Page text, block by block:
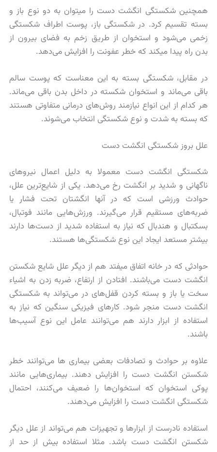
همچنین شکستگی انگشت دست را میتوان به دو نوع باز و
بسته تقسیم کرد. در شکستگی باز، پوست اطراف شکستگی
زخمی می‌شود و استخوان از طریق زخم به فضای بیرون از
بدن راه پیدا میکند که خطر عفونت را افزایش می‌دهد.
در مقابل، شکستگی بسته به این معناست که پوست سالم
باقی می‌ماند و استخوان شکسته در داخل بدن باقی می‌ماند.
هر کدام از این انواع نیازمند روش‌های درمانی متفاوتی هستند
که بسته به شدت و نوع شکستگی انتخاب می‌شوند.
علل بروز شکستگی انگشت دست
شکستگی انگشت دست معمولا به دلیل اعمال نیروهای
ناگهانی و شدید بر انگشت رخ می‌دهد. یکی از شایع‌ترین علل،
حوادث ورزشی است که در آنها انگشتان تحت فشار یا
ضربه‌های مستقیم قرار می‌گیرند. ورزش‌هایی مانند فوتبال،
بسکتبال و هندبال که نیاز به استفاده شدید از دست‌ها دارند
بیشتر مستعد ایجاد این نوع شکستگی‌ها هستند.
حوادثی که در خانه اتفاق میفتد هم از دیگر علل شایع شکستن
انگشت دست می‌باشند. افتادن از ارتفاع، ضربه زدن به اشیاء
سخت یا باز و بسته کردن قفل‌های در می‌تواند به شکستگی
انگشت دست منجر شود. کارهای فیزیکی سنگین که نیاز به
استفاده از ابزار دارند هم می‌توانند عامل این نوع آسیب‌ها
باشند.
علاوه بر حوادث و تصادفات بعضی بیماری ها می‌توانند خطر
شکستن انگشت دست را افزایش دهند. بیماری‌هایی مانند
پوکی استخوان که استخوان‌ها را ضعیف می‌کنند، احتمال
شکستگی انگشت دست را افزایش می‌دهند.
استفاده نادرست از ابزارها و تجهیزات هم می‌تواند از علل دیگر
شکستن انگشت دست باشد. مثلا استفاده بیش از حد از